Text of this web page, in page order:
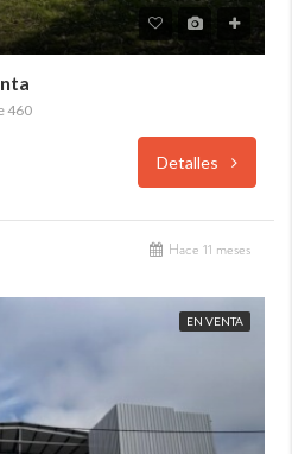
460
Detalles
Hace 11 meses
EN VENTA